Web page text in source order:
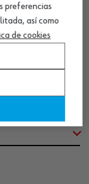
preferencias
así como
de cookies